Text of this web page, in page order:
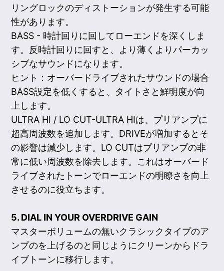
リングロックのディストーションが発生する可能
性があります。
BASS - 時計回りに回してローエンドを深くしま
す。反時計回りに回すと、より薄くよりパーカッ
シブなサウンドになります。
ヒント：オーバードライブされたサウンドの場合
BASS設定を低くすると、タイトさと鮮明度が向
上します。
ULTRA HI / LO CUT-ULTRA HIは、プリアンプに
超高周波数を追加します。DRIVEが増加するとそ
の影響は減少します。LO CUTはプリアンプの非
常に低い周波数を除去します。これはオーバード
ライブされたトーンでローエンドの明瞭さを向上
させるのに役立ちます。
5. DIAL IN YOUR OVERDRIVE GAIN
マスターボリュームの無いクラシックタイプのア
ンプのを上げるのと同じようにクリーンからドラ
イブトーンに移行します。